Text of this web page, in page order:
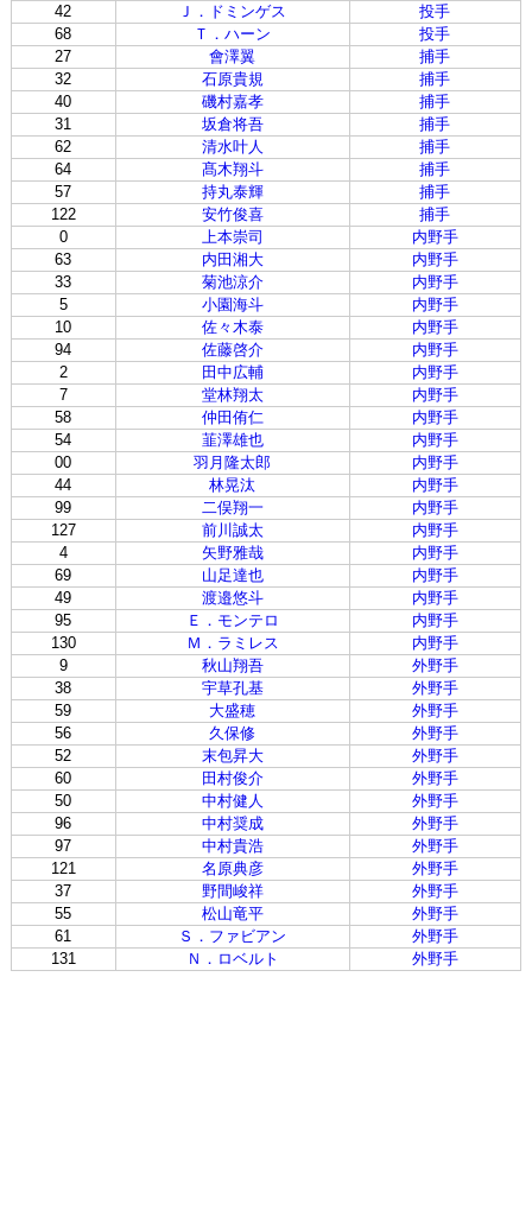
42
Ｊ．ドミンゲス
投手
68
Ｔ．ハーン
投手
27
會澤翼
捕手
32
石原貴規
捕手
40
磯村嘉孝
捕手
31
坂倉将吾
捕手
62
清水叶人
捕手
64
髙木翔斗
捕手
57
持丸泰輝
捕手
122
安竹俊喜
捕手
0
上本崇司
内野手
63
内田湘大
内野手
33
菊池涼介
内野手
5
小園海斗
内野手
10
佐々木泰
内野手
94
佐藤啓介
内野手
2
田中広輔
内野手
7
堂林翔太
内野手
58
仲田侑仁
内野手
54
韮澤雄也
内野手
00
羽月隆太郎
内野手
44
林晃汰
内野手
99
二俣翔一
内野手
127
前川誠太
内野手
4
矢野雅哉
内野手
69
山足達也
内野手
49
渡邉悠斗
内野手
95
Ｅ．モンテロ
内野手
130
Ｍ．ラミレス
内野手
9
秋山翔吾
外野手
38
宇草孔基
外野手
59
大盛穂
外野手
56
久保修
外野手
52
末包昇大
外野手
60
田村俊介
外野手
50
中村健人
外野手
96
中村奨成
外野手
97
中村貴浩
外野手
121
名原典彦
外野手
37
野間峻祥
外野手
55
松山竜平
外野手
61
Ｓ．ファビアン
外野手
131
Ｎ．ロベルト 外野手